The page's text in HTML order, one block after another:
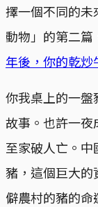
擇一個不同的
動物」的第二
年後，你的乾炒
你我桌上的一
故事。也許一
至家破人亡。
豬，這個巨大
僻農村的豬的